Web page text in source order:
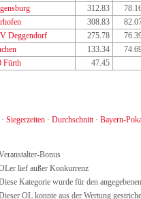
312.83
308.83
Deggendorf 275.78
133.34
Fürth 47.45
· Siegerzeiten · Durchschnitt· Bayern-
Bonus
lief außer Konkurrenz
Kategorie wurde für den
OL konnte aus der Wertung